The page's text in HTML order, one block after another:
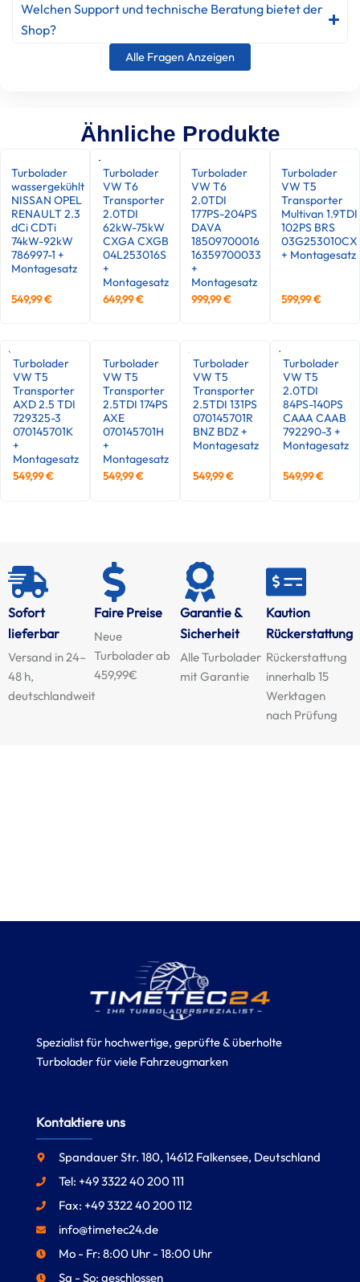
Welchen Support und technische Beratung bietet der
Shop?
Alle Fragen Anzeigen
Ähnliche Produkte
Turbolader
wassergekühlt
NISSAN OPEL
RENAULT 2.3
dCi CDTi
74kW-92kW
786997-1 +
Montagesatz
549,99€
Turbolader
VW T6
Transporter
2.0TDI
62kW-75kW
CXGA CXGB
04L253016S
+
Montagesatz
649,99€
Turbolader
VW T6
2.0TDI
177PS-204PS
DAVA
18509700016
16359700033
+
Montagesatz
999,99€
Turbolader
VW T5
Transporter
Multivan 1.9TDI
102PS BRS
03G253010CX
+ Montagesatz
599,99€
Turbolader
VW T5
Transporter
AXD 2.5 TDI
729325-3
070145701K
+
Montagesatz
549,99€
Turbolader
VW T5
Transporter
2.5TDI 174PS
AXE
070145701H
+
Montagesatz
549,99€
Turbolader
VW T5
Transporter
2.5TDI 131PS
070145701R
BNZ BDZ +
Montagesatz
549,99€
Turbolader
VW T5
2.0TDI
84PS-140PS
CAAA CAAB
792290-3 +
Montagesatz
549,99€
Sofort
lieferbar
Versand in 24–
48 h,
deutschlandweit
Faire Preise
Neue
Turbolader ab
459,99€
Garantie &
Sicherheit
Alle Turbolader
mit Garantie
Kaution
Rückerstattung
Rückerstattung
innerhalb 15
Werktagen
nach Prüfung
Spezialist für hochwertige, geprüfte & überholte
Turbolader für viele Fahrzeugmarken
Kontaktiere uns
Spandauer Str. 180, 14612 Falkensee, Deutschland
Tel: +49 3322 40 200 111
Fax: +49 3322 40 200 112
info@timetec24.de
Mo - Fr: 8:00 Uhr - 18:00 Uhr
Sa - So: geschlossen